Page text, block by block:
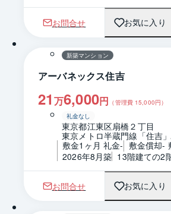
お問合せ お気に入り
1 / 0
新築マンション
アーバネックス住吉
21 万6,000円 （管理費 15,000円）
礼金なし
東京都江東区扇橋２丁目
東京メトロ半蔵門線「住吉
敷金1ヶ月 礼金- 敷金償却-
2026年8月築 13階建ての2
お問合せ お気に入り
1 / 0